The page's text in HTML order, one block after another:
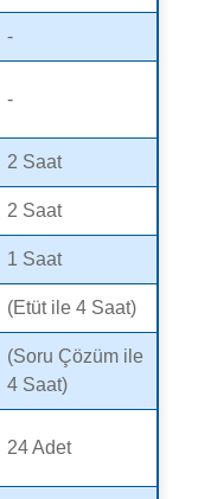
-
-
2 Saat
2 Saat
1 Saat
(Etüt ile 4 Saat)
(Soru Çözüm ile
4 Saat)
24 Adet